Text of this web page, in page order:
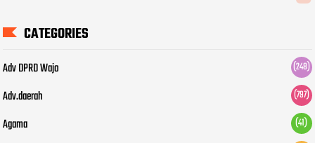
CATEGORIES
Adv DPRD Wajo (248)
Adv.daerah (797)
Agama (41)